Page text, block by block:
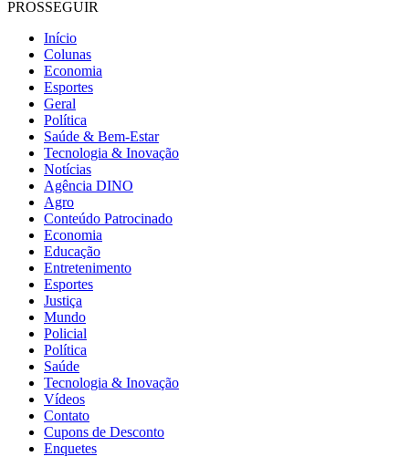
PROSSEGUIR
Início
Colunas
Economia
Esportes
Geral
Política
Saúde & Bem-Estar
Tecnologia & Inovação
Notícias
Agência DINO
Agro
Conteúdo Patrocinado
Economia
Educação
Entretenimento
Esportes
Justiça
Mundo
Policial
Política
Saúde
Tecnologia & Inovação
Vídeos
Contato
Cupons de Desconto
Enquetes